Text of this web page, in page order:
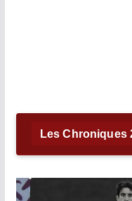
Les Chroniques